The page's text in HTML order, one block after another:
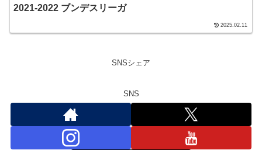
2021-2022 ブンデスリーガ
2025.02.11
SNSシェア
SNS